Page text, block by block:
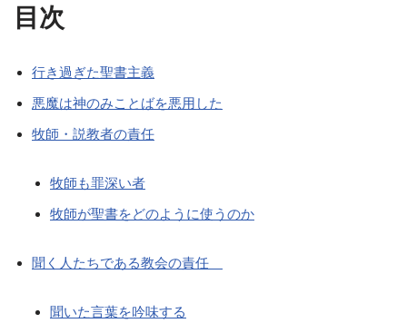
目次
行き過ぎた聖書主義
悪魔は神のみことばを悪用した
牧師・説教者の責任
牧師も罪深い者
牧師が聖書をどのように使うのか
聞く人たちである教会の責任
聞いた言葉を吟味する